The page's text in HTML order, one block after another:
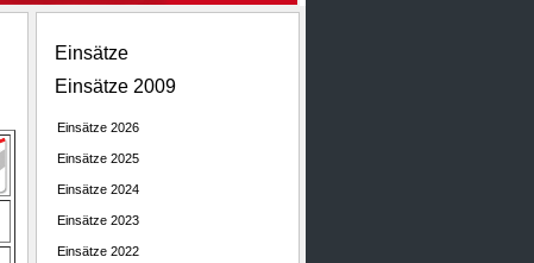
Einsätze
Einsätze 2009
Einsätze 2026
Einsätze 2025
Einsätze 2024
Einsätze 2023
Einsätze 2022